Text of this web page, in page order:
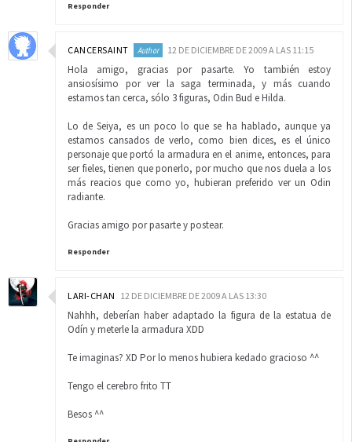
Responder
CANCERSAINT 12 DE DICIEMBRE DE 2009 A LAS 11:15
Hola amigo, gracias por pasarte. Yo también estoy
ansiosísimo por ver la saga terminada, y más cuando
estamos tan cerca, sólo 3 figuras, Odin Bud e Hilda.
Lo de Seiya, es un poco lo que se ha hablado, aunque ya
estamos cansados de verlo, como bien dices, es el único
personaje que portó la armadura en el anime, entonces, para
ser fieles, tienen que ponerlo, por mucho que nos duela a los
más reacios que como yo, hubieran preferido ver un Odin
radiante.
Gracias amigo por pasarte y postear.
Responder
LARI-CHAN 12 DE DICIEMBRE DE 2009 A LAS 13:30
Nahhh, deberían haber adaptado la figura de la estatua de
Odín y meterle la armadura XDD
Te imaginas? XD Por lo menos hubiera kedado gracioso ^^
Tengo el cerebro frito TT
Besos ^^